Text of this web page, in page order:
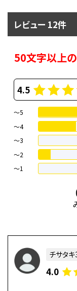
レビュー 12件
50文字以上
4.5
～5
～4
〜3
〜2
〜1
チサタ
4.0